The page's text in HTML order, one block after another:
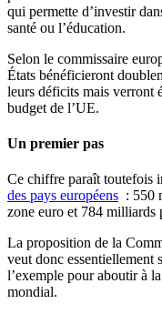
qui permette d’investir
santé ou l’éducation.
Selon le commissaire
États bénéficieront
leurs déficits mais verront
budget de l’UE.
Un premier pas
Ce chiffre paraît toutefois
des pays européens : 550
zone euro et 784 milliards
La proposition de la
veut donc essentiellement
l’exemple pour aboutir à
mondial.